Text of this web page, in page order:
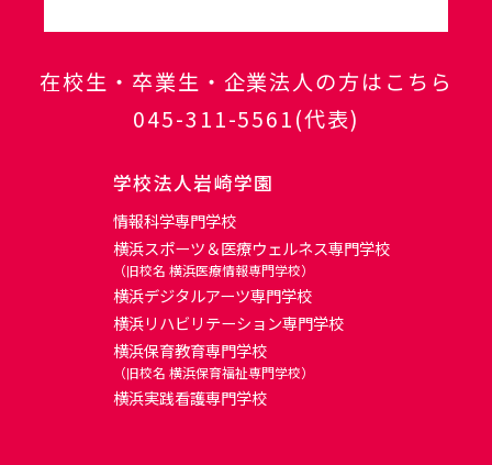
在校生・卒業生・企業法人の方はこちら
045-311-5561(代表)
学校法人岩崎学園
情報科学専門学校
横浜スポーツ＆医療ウェルネス専門学校
（旧校名 横浜医療情報専門学校）
横浜デジタルアーツ専門学校
横浜リハビリテーション専門学校
横浜保育教育専門学校
（旧校名 横浜保育福祉専門学校）
横浜実践看護専門学校